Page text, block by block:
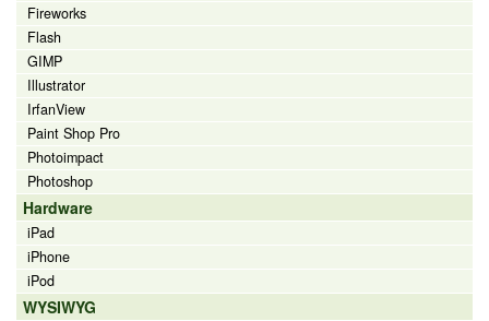
Fireworks
Flash
GIMP
Illustrator
IrfanView
Paint Shop Pro
Photoimpact
Photoshop
Hardware
iPad
iPhone
iPod
WYSIWYG